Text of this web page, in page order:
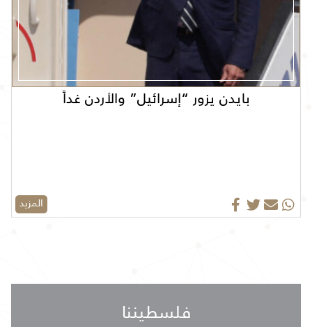
بايدن يزور “إسرائيل” والأردن غداً
المزيد
فلسطيننا